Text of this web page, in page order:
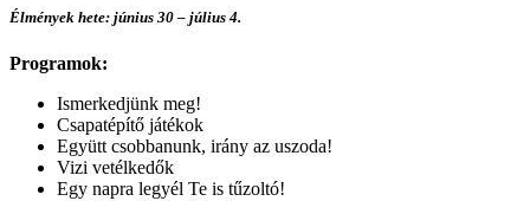
Élmények hete: június 30 – július 4.
Programok:
Ismerkedjünk meg!
Csapatépítő játékok
Együtt csobbanunk, irány az uszoda!
Vizi vetélkedők
Egy napra legyél Te is tűzoltó!